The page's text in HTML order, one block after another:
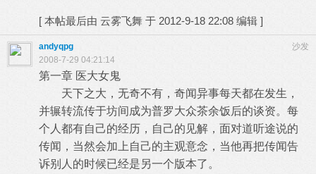
[ 本帖最后由 云雾飞舞 于 2012-9-18 22:08 编辑 ]
沙发
andyqpg
2008-7-29 04:21:14
第一章 医大女鬼
天下之大，无奇不有，奇闻异事每天都在发生，
并辗转流传于坊间成为普罗大众茶余饭后的谈资。每
个人都有自己的经历，自己的见解， 面对道听途说的
传闻，当然会加上自己的主观意念，当他再把传闻告
诉别人的时候已经是另一个版本了。